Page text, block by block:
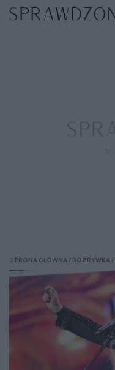
STRONA GŁÓWNA ROZRYWKA